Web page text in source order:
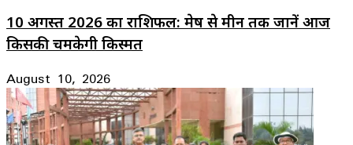
10 अगस्त 2026 का राशिफल: मेष से मीन तक जानें आज
किसकी चमकेगी किस्मत
August 10, 2026